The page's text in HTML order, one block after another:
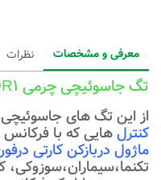
معرفی و مشخصات نظرات
تگ جاسوئیچی چرمی RFID 125kHz DR1
از این تگ های
کنترلهایی که با فرکانس 125 کیلوهرتز کار می کنند،مانند
ماژول دربازکن کارتی